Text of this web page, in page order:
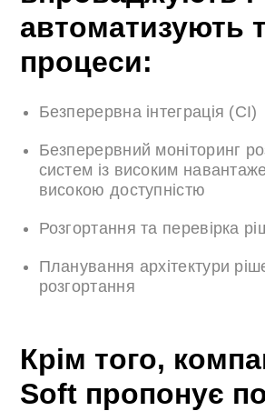
автоматизують
процеси:
Безперервна інтеграція (CI)
Безперервний моніторинг
систем із високим
високою доступністю
Розгортання та перевірка
Планування архітектури
розгортання
Крім того,
Soft пропонує